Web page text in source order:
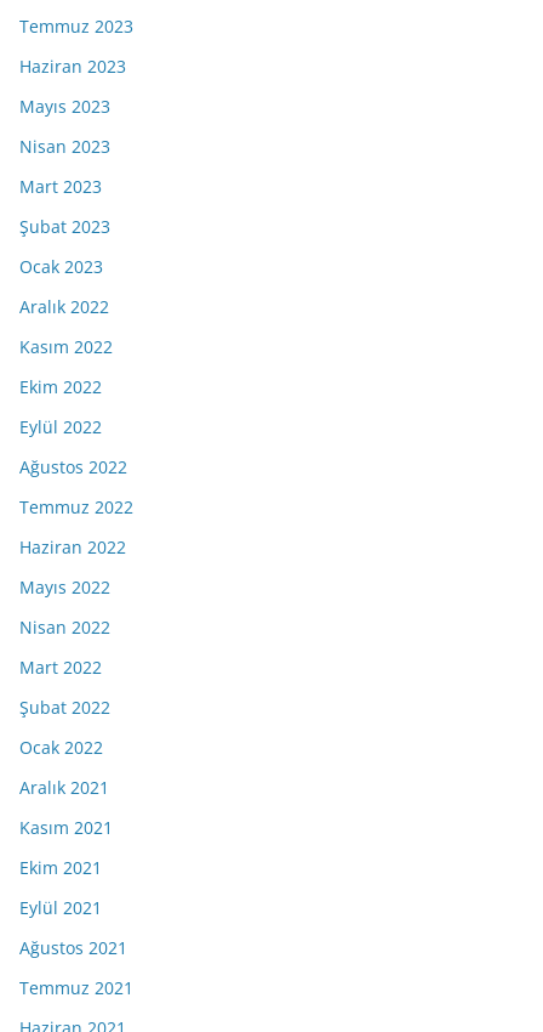
Temmuz 2023
Haziran 2023
Mayıs 2023
Nisan 2023
Mart 2023
Şubat 2023
Ocak 2023
Aralık 2022
Kasım 2022
Ekim 2022
Eylül 2022
Ağustos 2022
Temmuz 2022
Haziran 2022
Mayıs 2022
Nisan 2022
Mart 2022
Şubat 2022
Ocak 2022
Aralık 2021
Kasım 2021
Ekim 2021
Eylül 2021
Ağustos 2021
Temmuz 2021